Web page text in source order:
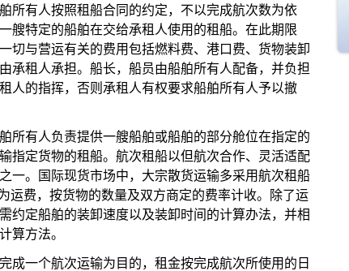
有人按照租船合同的约定，不以完成航次数为依
艘特定的船舶在交给承租人使用的租船。在此期限
切与营运有关的费用包括燃料费、港口费、货物装卸
承租人承担。船长，船员由船舶所有人配备，并负担
人的指挥，否则承租人有权要求船舶所有人予以撤
有人负责提供一艘船舶或船舶的部分舱位在指定的
指定货物的租船。航次租船以但航次合作、灵活适配
一。国际现货市场中，大宗散货运输多采用航次租船
运费，按货物的数量及双方商定的费率计收。除了运
约定船舶的装卸速度以及装卸时间的计算办法，并相
算方法。
一个航次运输为目的，租金按完成航次所使用的日